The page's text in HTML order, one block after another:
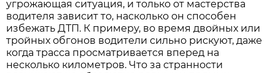
угрожающая ситуация, и только от мастерства
водителя зависит то, насколько он способен
избежать ДТП. К примеру, во время двойных или
тройных обгонов водители сильно рискуют, даже
когда трасса просматривается вперед на
несколько километров. Что за странности